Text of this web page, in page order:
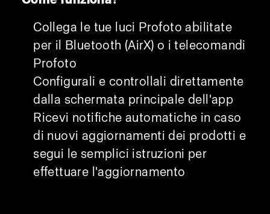
Collega le tue luci Profoto abilitate
per il Bluetooth (AirX) o i telecomandi
Profoto
Configurali e controllali direttamente
dalla schermata principale dell'app
Ricevi notifiche automatiche in caso
di nuovi aggiornamenti dei prodotti e
segui le semplici istruzioni per
effettuare l'aggiornamento